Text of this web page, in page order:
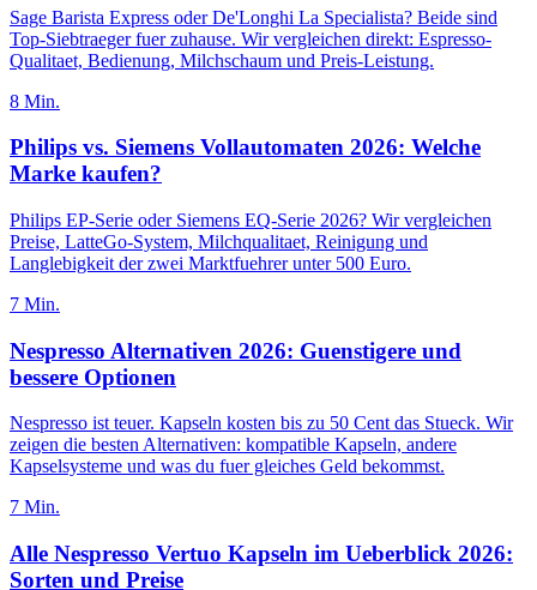
Sage Barista Express oder De'Longhi La Specialista? Beide sind
Top-Siebtraeger fuer zuhause. Wir vergleichen direkt: Espresso-
Qualitaet, Bedienung, Milchschaum und Preis-Leistung.
8 Min.
Philips vs. Siemens Vollautomaten 2026: Welche
Marke kaufen?
Philips EP-Serie oder Siemens EQ-Serie 2026? Wir vergleichen
Preise, LatteGo-System, Milchqualitaet, Reinigung und
Langlebigkeit der zwei Marktfuehrer unter 500 Euro.
7 Min.
Nespresso Alternativen 2026: Guenstigere und
bessere Optionen
Nespresso ist teuer. Kapseln kosten bis zu 50 Cent das Stueck. Wir
zeigen die besten Alternativen: kompatible Kapseln, andere
Kapselsysteme und was du fuer gleiches Geld bekommst.
7 Min.
Alle Nespresso Vertuo Kapseln im Ueberblick 2026:
Sorten und Preise